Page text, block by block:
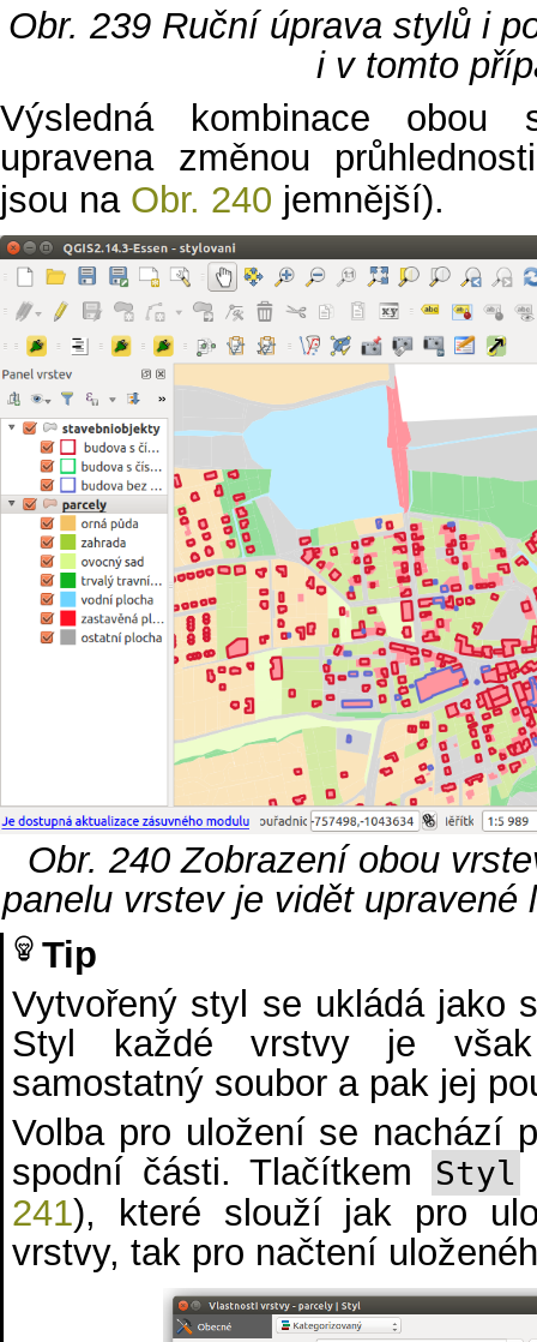
Obr. 239 Ruční úprava stylů i
i v tomto
Výsledná kombinace
upravena změnou
jsou na Obr. 240 jemnější).
Obr. 240 Zobrazení obou
panelu vrstev je vidět upravené
Tip
Vytvořený styl se ukládá jako
Styl každé vrstvy je
samostatný soubor a pak jej
Volba pro uložení se nachází
spodní části. Tlačítkem
Styl
241), které slouží jak pro
vrstvy, tak pro načtení